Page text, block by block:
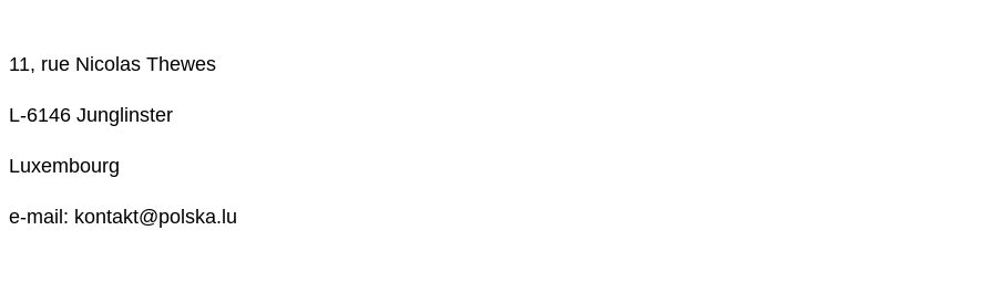
11, rue Nicolas Thewes
L-6146 Junglinster
Luxembourg
e-mail: kontakt@polska.lu